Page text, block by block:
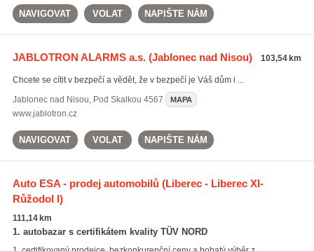
NAVIGOVAT VOLAT NAPIŠTE NÁM
JABLOTRON ALARMS a.s.(Jablonec nad Nisou) 103,54 km
Chcete se cítit v bezpečí a vědět, že v bezpečí je Váš dům i ...
Jablonec nad Nisou, Pod Skalkou 4567 MAPA
www.jablotron.cz
NAVIGOVAT VOLAT NAPIŠTE NÁM
Auto ESA - prodej automobilů(Liberec - Liberec XI-
Růžodol I)
111,14 km
1. autobazar s certifikátem kvality TÜV NORD